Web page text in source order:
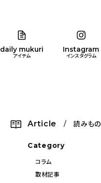
daily mukuri
アイテム
Instagram
インスタグラム
Article / 読みもの
Category
コラム
取材記事